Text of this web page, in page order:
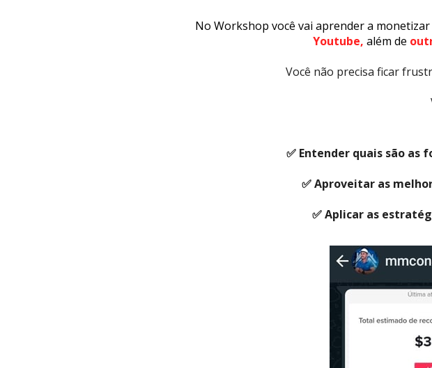
No Workshop você vai aprender a monetizar
Youtube, além de
Você não precisa ficar
✅ Entender quais são as
✅ Aproveitar as
✅ Aplicar as